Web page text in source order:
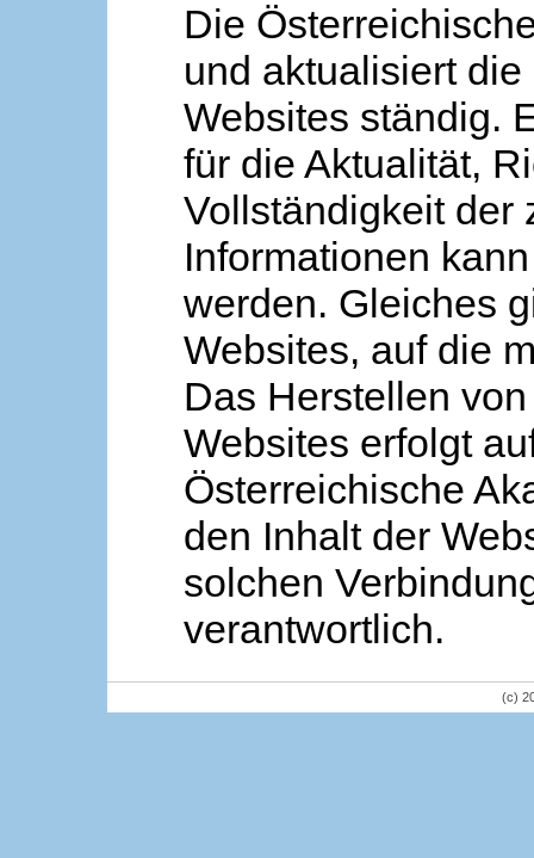
Die
und aktualisiert
Websites ständig.
für die Aktualität,
Vollständigkeit der
Informationen
werden. Gleiches
Websites, auf die
Das Herstellen
Websites erfolgt
Österreichische
den Inhalt der
solchen
verantwortlich.
(c)